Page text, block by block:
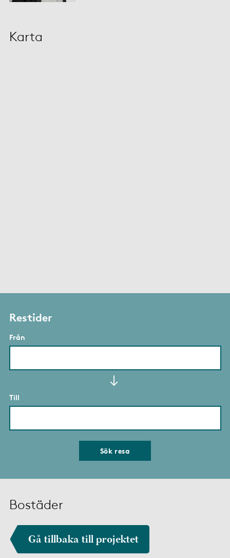
Karta
Restider
Från
Till
Sök resa
Bostäder
Gå tillbaka till projektet